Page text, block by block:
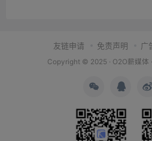
友链申请 免责声明 广
Copyright © 2025 · O2O薪媒体